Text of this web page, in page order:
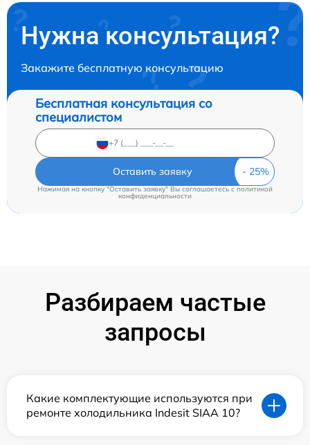
Нужна консультация?
Закажите бесплатную консультацию
Бесплатная консультация со
специалистом
Оставить заявку
Нажимая на кнопку "Оставить заявку" Вы соглашаетесь cполитикой
конфиденциальности
Разбираем частые
запросы
Какие комплектующие используются при
ремонте холодильника Indesit SIAA 10?